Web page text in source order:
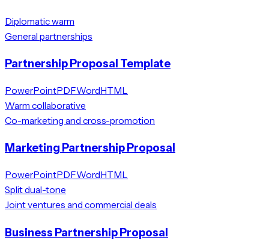
Diplomatic warm
General partnerships
Partnership Proposal Template
PowerPointPDFWordHTML
Warm collaborative
Co-marketing and cross-promotion
Marketing Partnership Proposal
PowerPointPDFWordHTML
Split dual-tone
Joint ventures and commercial deals
Business Partnership Proposal